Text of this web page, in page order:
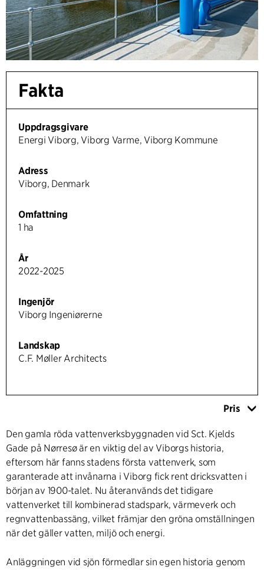
Fakta
Uppdragsgivare
Energi Viborg, Viborg Varme, Viborg Kommune
Adress
Viborg, Denmark
Omfattning
1 ha
År
2022-2025
Ingenjör
Viborg Ingeniørerne
Landskap
C.F. Møller Architects
Pris
Den gamla röda vattenverksbyggnaden vid Sct. Kjelds
Gade på Nørresø är en viktig del av Viborgs historia,
eftersom här fanns stadens första vattenverk, som
garanterade att invånarna i Viborg fick rent dricksvatten i
början av 1900-talet. Nu återanvänds det tidigare
vattenverket till kombinerad stadspark, värmeverk och
regnvattenbassäng, vilket främjar den gröna omställningen
när det gäller vatten, miljö och energi.
Anläggningen vid sjön förmedlar sin egen historia genom